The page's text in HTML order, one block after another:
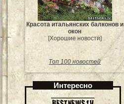
Красота итальянских балконов и
окон
[Хорошие новости]
Топ 100 новостей
Интересно